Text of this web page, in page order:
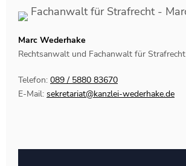
Marc Wederhake
Rechtsanwalt und Fachanwalt für Strafrecht
Telefon: 089 / 5880 83670
E-Mail: sekretariat@kanzlei-wederhake.de